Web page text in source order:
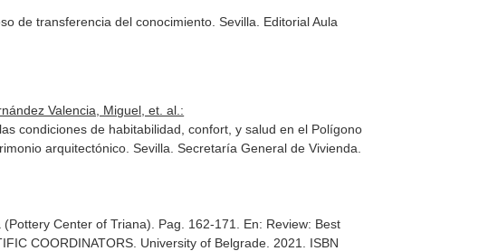
de transferencia del conocimiento. Sevilla. Editorial Aula
Valencia, Miguel, et. al.:
condiciones de habitabilidad, confort, y salud en el Polígono
arquitectónico . Sevilla. Secretaría General de Vivienda.
Center of Triana). Pag. 162-171. En: Review: Best
COORDINATORS. University of Belgrade. 2021. ISBN